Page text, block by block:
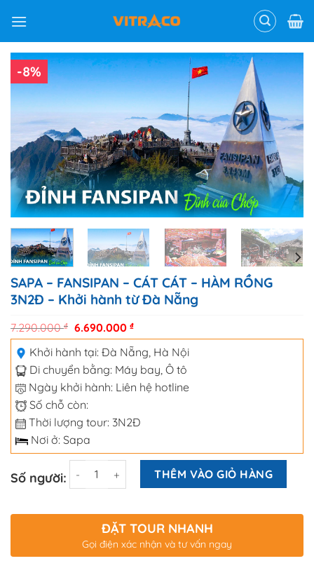
content
-8%
SAPA – FANSIPAN – CÁT CÁT – HÀM RỒNG
3N2Đ – Khởi hành từ Đà Nẵng
7.290.000₫ 6.690.000 ₫
Khởi hành tại: Đà Nẵng, Hà Nội
Di chuyển bằng: Máy bay, Ô tô
Ngày khởi hành: Liên hệ hotline
Số chỗ còn:
Thời lượng tour: 3N2Đ
Nơi ở: Sapa
Số người:
Số lượng THÊM VÀO GIỎ HÀNG
ĐẶT TOUR NHANH
Gọi điện xác nhận và tư vấn ngay